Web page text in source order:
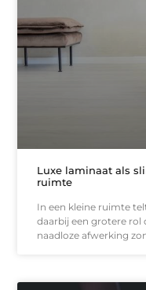
Luxe laminaat als
ruimte
In een kleine ruimte
daarbij een grotere rol
naadloze afwerking